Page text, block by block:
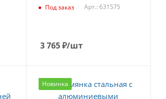
Под заказ Арт.: 631575
3 765₽/шт
Новинка